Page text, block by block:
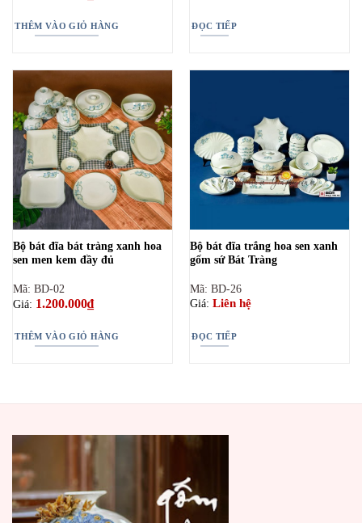
THÊM VÀO GIỎ HÀNG ĐỌC TIẾP
Bộ bát đĩa bát tràng xanh hoa
sen men kem đầy đủ
Mã: BD-02
Giá: 1.200.000₫
THÊM VÀO GIỎ HÀNG
Bộ bát đĩa trắng hoa sen xanh
gốm sứ Bát Tràng
Mã: BD-26
Giá: Liên hệ
ĐỌC TIẾP